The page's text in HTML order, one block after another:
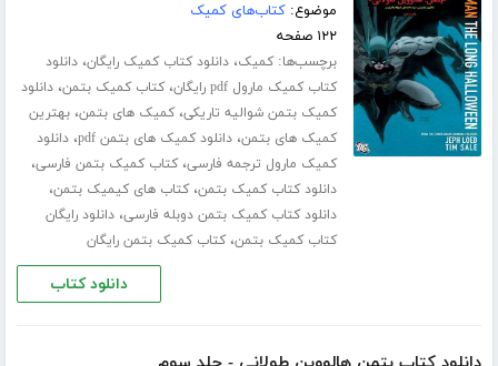
موضوع:کتاب‌های کمیک
۱۲۲ صفحه
برچسب‌ها:کمیک،دانلود کتاب کمیک رایگان،دانلود
کتاب کمیک مارول pdf رایگان
،کتاب کمیک بتمن،دانلود
کمیک بتمن شوالیه تاریکی،کمیک های بتمن،بهترین
کمیک های بتمن،دانلود کمیک های بتمن pdf ،دانلود
کمیک مارول ترجمه فارسی،کتاب کمیک بتمن فارسی،
دانلود کتاب کمیک بتمن،کتاب های کیمیک بتمن،
دانلود کتاب کمیک بتمن دوبله فارسی،دانلود رایگان
کتاب کمیک بتمن،کتاب کمیک بتمن رایگان
دانلود کتاب